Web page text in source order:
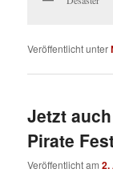
Veröffentlicht unter
Jetzt
Pirate
Veröffentlicht am2.